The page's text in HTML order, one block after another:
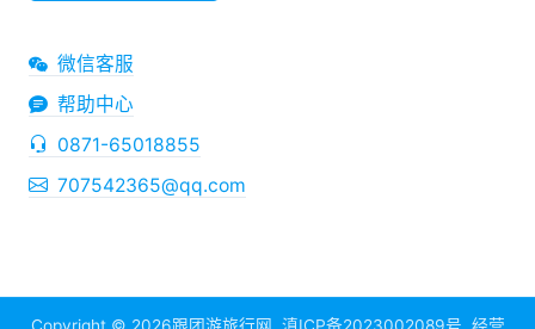
微信客服
帮助中心
0871-65018855
707542365@qq.com
Copyright © 2026跟团游旅行网 滇ICP备2023002089号 经营